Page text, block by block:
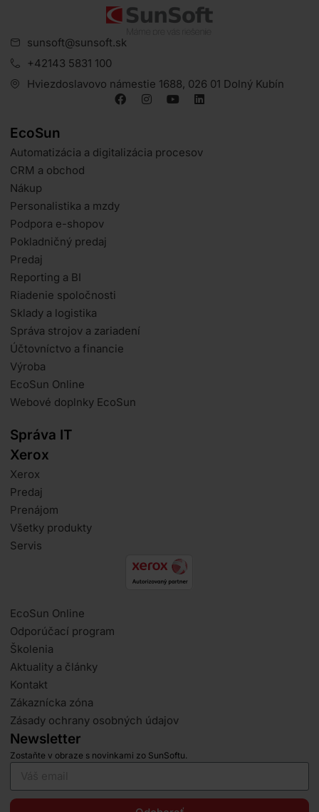
sunsoft@sunsoft.sk
+42143 5831 100
Hviezdoslavovo námestie 1688, 026 01 Dolný Kubín
EcoSun
Automatizácia a digitalizácia procesov
CRM a obchod
Nákup
Personalistika a mzdy
Podpora e-shopov
Pokladničný predaj
Predaj
Reporting a BI
Riadenie spoločnosti
Sklady a logistika
Správa strojov a zariadení
Účtovníctvo a financie
Výroba
EcoSun Online
Webové doplnky EcoSun
Správa IT
Xerox
Xerox
Predaj
Prenájom
Všetky produkty
Servis
EcoSun Online
Odporúčací program
Školenia
Aktuality a články
Kontakt
Zákaznícka zóna
Zásady ochrany osobných údajov
Newsletter
Zostaňte v obraze s novinkami zo SunSoftu.